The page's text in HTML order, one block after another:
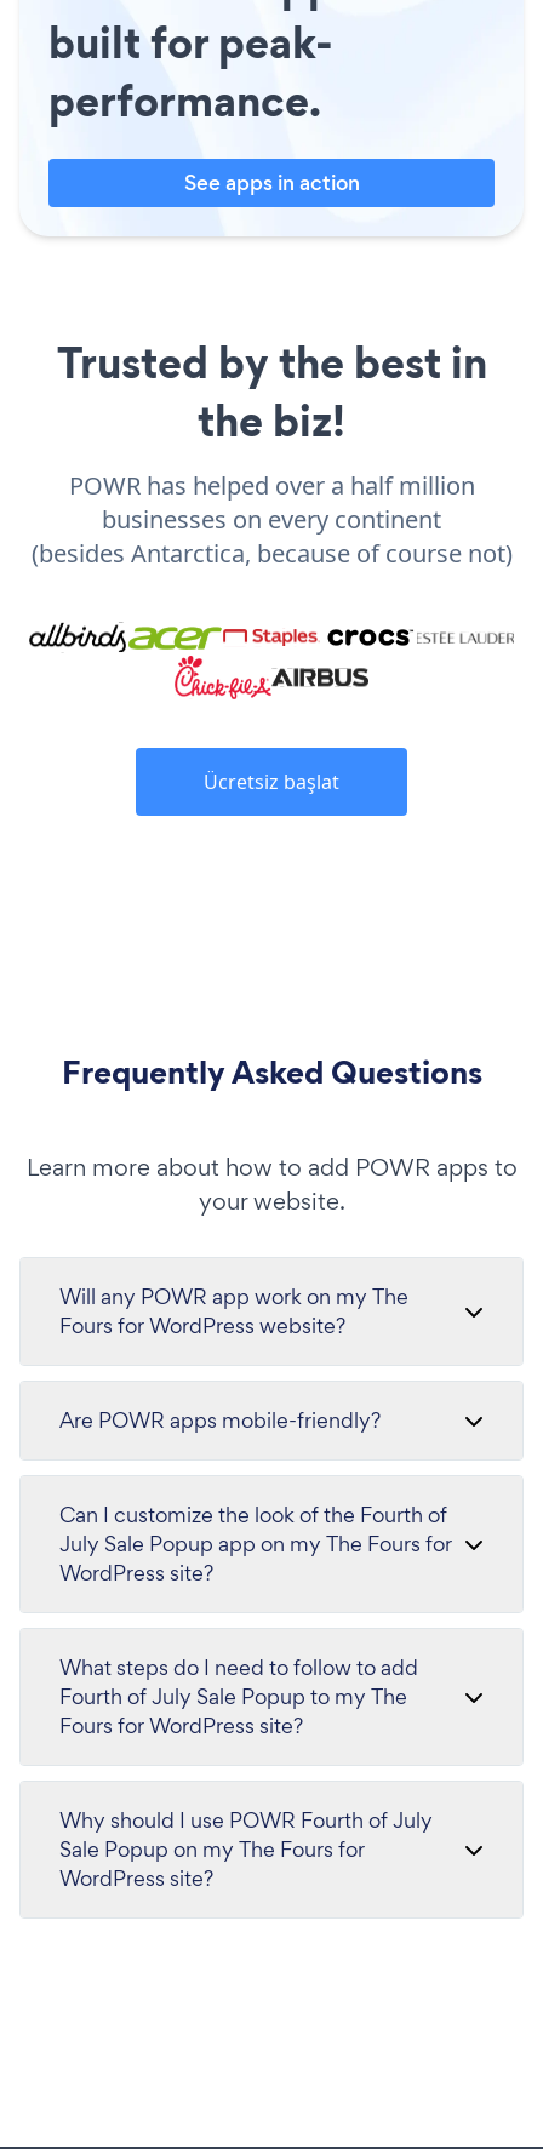
built for peak-
performance.
See apps in action
Trusted by the best in
the biz!
POWR has helped over a half million
businesses on every continent
(besides Antarctica, because of course not)
Ücretsiz başlat
Frequently Asked Questions
Learn more about how to add POWR apps to
your website.
Will any POWR app work on my The
Fours for WordPress website?
Are POWR apps mobile-friendly?
Can I customize the look of the Fourth of
July Sale Popup app on my The Fours for
WordPress site?
What steps do I need to follow to add
Fourth of July Sale Popup to my The
Fours for WordPress site?
Why should I use POWR Fourth of July
Sale Popup on my The Fours for
WordPress site?